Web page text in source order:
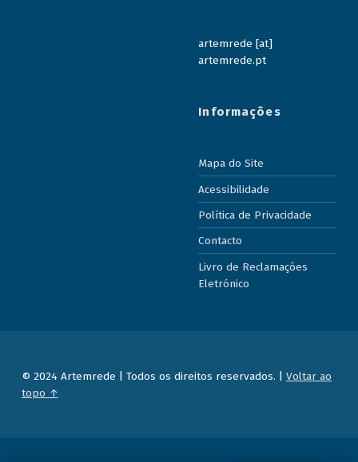
artemrede [at]
artemrede.pt
Informações
Mapa do Site
Acessibilidade
Política de Privacidade
Contacto
Livro de Reclamações
Eletrónico
© 2024 Artemrede | Todos os direitos reservados. | Voltar ao
topo ↑